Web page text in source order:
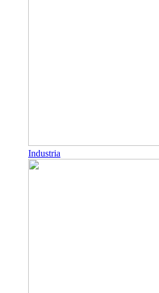
Industria